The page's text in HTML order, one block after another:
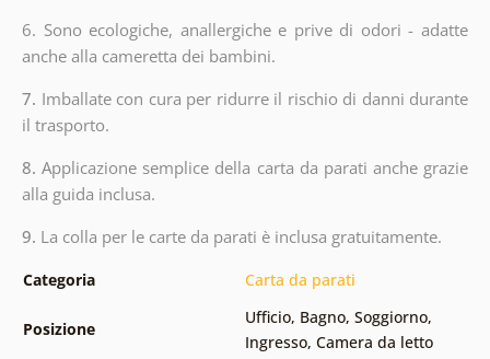
6. Sono ecologiche, anallergiche e prive di odori - adatte
anche alla cameretta dei bambini.
7. Imballate con cura per ridurre il rischio di danni durante
il trasporto.
8.Applicazione semplice della carta da parati anche grazie
alla guida inclusa.
9. La colla per le carte da parati è inclusa gratuitamente.
Categoria Carta da parati
Posizione
Ufficio, Bagno, Soggiorno,
Ingresso, Camera da letto